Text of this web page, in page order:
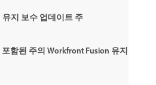
유지 보수 업데이트 주
포함된 주의 Workfront Fusion 유지